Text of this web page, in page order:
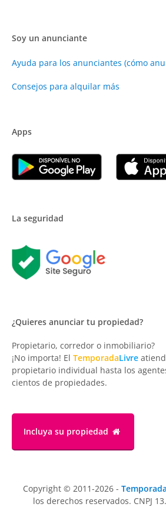
Soy un anunciante
Ayuda para los anunciantes (cómo
Consejos para alquilar más
Apps
La seguridad
¿Quieres anunciar tu propiedad?
Propietario, corredor o inmobiliario?
¡No importa! El TemporadaLivre
propietario individual hasta los
cientos de propiedades.
Incluya su propiedad
Copyright © 2011-2026 -
los derechos reservados. CNPJ